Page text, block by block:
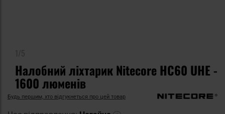
Налобний ліхтарик Nitecore HC60 UHE -
1600 люменів
Будь першим, хто відгукнеться про цей товар